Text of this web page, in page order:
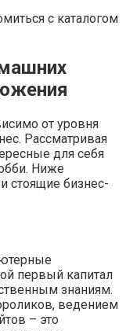
с каталогом
от уровня
Рассматривая
для себя
Ниже
стоящие бизнес-
первый капитал
знаниям.
ведением
– это